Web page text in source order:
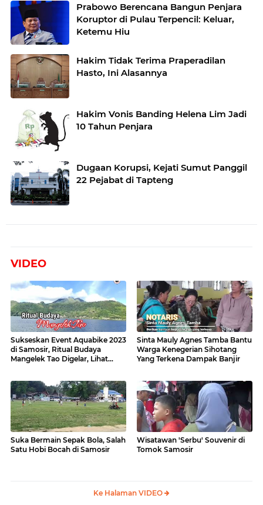
Prabowo Berencana Bangun Penjara
Koruptor di Pulau Terpencil: Keluar,
Ketemu Hiu
Hakim Tidak Terima Praperadilan
Hasto, Ini Alasannya
Hakim Vonis Banding Helena Lim Jadi
10 Tahun Penjara
Dugaan Korupsi, Kejati Sumut Panggil
22 Pejabat di Tapteng
VIDEO
Sukseskan Event Aquabike 2023
di Samosir, Ritual Budaya
Mangelek Tao Digelar, Lihat
Sinta Mauly Agnes Tamba Bantu
Warga Kenegerian Sihotang
Yang Terkena Dampak Banjir
Suka Bermain Sepak Bola, Salah
Satu Hobi Bocah di Samosir
Wisatawan 'Serbu' Souvenir di
Tomok Samosir
Ke Halaman VIDEO